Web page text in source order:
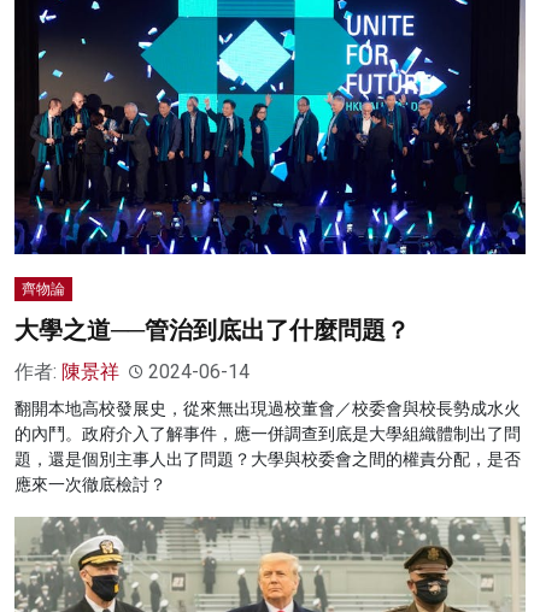
齊物論
大學之道──管治到底出了什麼問題？
作者: 陳景祥 2024-06-14
翻開本地高校發展史，從來無出現過校董會／校委會與校長勢成水火
的內鬥。政府介入了解事件，應一併調查到底是大學組織體制出了問
題，還是個別主事人出了問題？大學與校委會之間的權責分配，是否
應來一次徹底檢討？